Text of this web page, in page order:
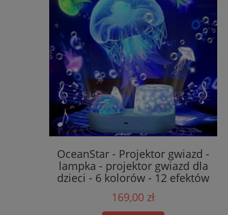
OceanStar - Projektor gwiazd -
lampka - projektor gwiazd dla
dzieci - 6 kolorów - 12 efektów
169,00 zł